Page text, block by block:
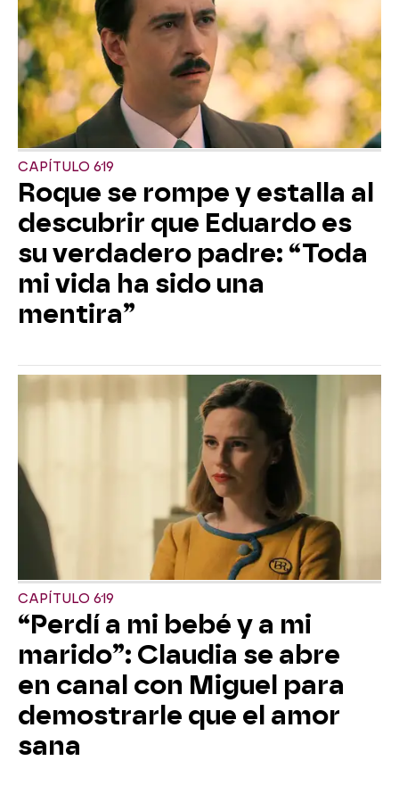
CAPÍTULO 619
Roque se rompe y estalla al
descubrir que Eduardo es
su verdadero padre: “Toda
mi vida ha sido una
mentira”
CAPÍTULO 619
“Perdí a mi bebé y a mi
marido”: Claudia se abre
en canal con Miguel para
demostrarle que el amor
sana